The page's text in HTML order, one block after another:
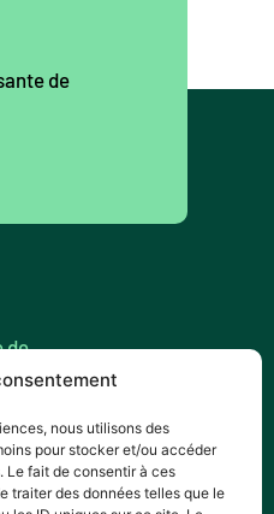
nous utilisons des
pour stocker et/ou accéder
Le fait de consentir à ces
traiter des données telles que le
de
de